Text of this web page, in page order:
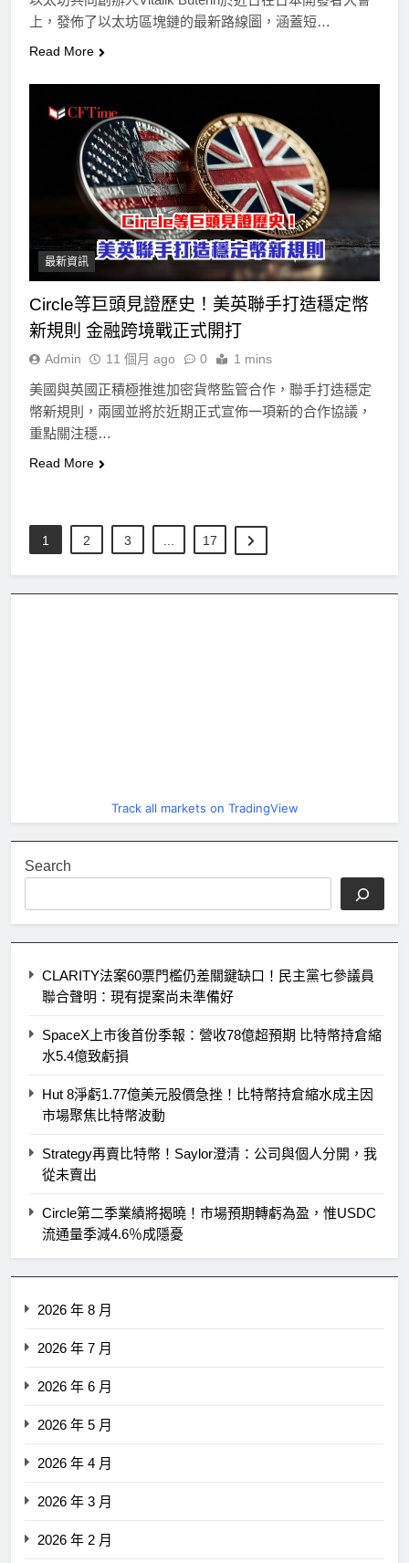
Track all markets on TradingView
Search
CLARITY法案60票門檻仍差關鍵缺口！民主黨七參議員
聯合聲明：現有提案尚未準備好
SpaceX上市後首份季報：營收78億超預期 比特幣持倉縮
水5.4億致虧損
Hut 8淨虧1.77億美元股價急挫！比特幣持倉縮水成主因
市場聚焦比特幣波動
Strategy再賣比特幣！Saylor澄清：公司與個人分開，我
從未賣出
Circle第二季業績將揭曉！市場預期轉虧為盈，惟USDC
流通量季減4.6％成隱憂
2026 年 8 月
2026 年 7 月
2026 年 6 月
2026 年 5 月
2026 年 4 月
2026 年 3 月
2026 年 2 月
上，發佈了以太坊區塊鏈的最新路線圖，涵蓋短…
Read More
最新資訊
Circle等巨頭見證歷史！美英聯手打造穩定幣
新規則 金融跨境戰正式開打
Admin 11 個月 ago 0 1 mins
美國與英國正積極推進加密貨幣監管合作，聯手打造穩定
幣新規則，兩國並將於近期正式宣佈一項新的合作協議，
重點關注穩…
Read More
1 2 3 ... 17